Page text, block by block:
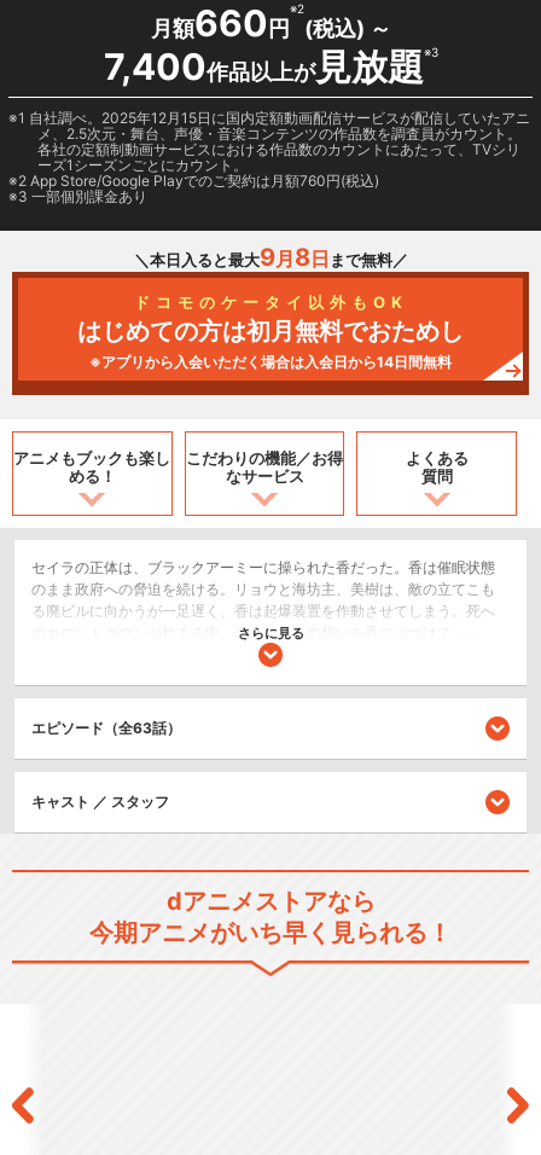
月額660 円
※2
(税込) ～
7,400作品以上が見放題※3
1 自社調べ。2025年12月15日に国内定額動画配信サービスが配信していたアニ
メ、2.5次元・舞台、声優・音楽コンテンツの作品数を調査員がカウント。
各社の定額制動画サービスにおける作品数のカウントにあたって、TVシリ
ーズ1シーズンごとにカウント。
2 App Store/Google Playでのご契約は月額760円(税込)
3 一部個別課金あり
＼本日入ると最大9月 8日 まで無料／
ドコモのケータイ以外もOK
はじめての方は初月無料でおためし
※アプリから入会いただく場合は入会日から14日間無料
アニメもブックも楽し
める！
こだわりの機能／お得
なサービス
よくある
質問
セイラの正体は、ブラックアーミーに操られた香だった。香は催眠状態
のまま政府への脅迫を続ける。リョウと海坊主、美樹は、敵の立てこも
る廃ビルに向かうが一足遅く、香は起爆装置を作動させてしまう。死へ
のカウントダウンが始まる中、リョウはその想いを香にぶつけて……。
シリーズ／関連のアニメ作品
シティーハンター3
さらに見る
エピソード（全63話）
キャスト ／ スタッフ
dアニメストアなら
今期アニメがいち早く見られる！